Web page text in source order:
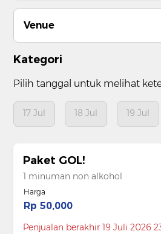
Venue
Kategori
Pilih tanggal untuk melihat
17 Jul 18 Jul 19 Jul
Paket GOL!
1 minuman non alkohol
Harga
Rp 50,000
Penjualan berakhir 19 Juli 2026